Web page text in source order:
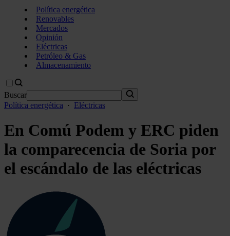
Política energética
Renovables
Mercados
Opinión
Eléctricas
Petróleo & Gas
Almacenamiento
Buscar
Política energética
· Eléctricas
En Comú Podem y ERC piden
la comparecencia de Soria por
el escándalo de las eléctricas